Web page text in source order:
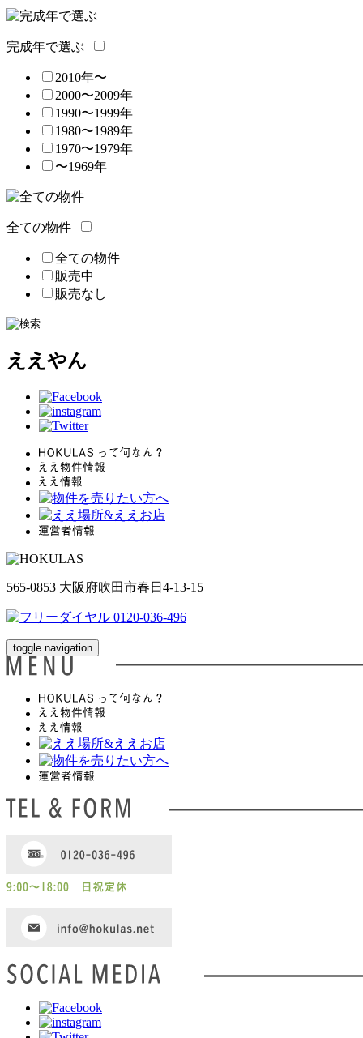
完成年で選ぶ
2010年〜
2000〜2009年
1990〜1999年
1980〜1989年
1970〜1979年
〜1969年
全ての物件
全ての物件
販売中
販売なし
ええやん
565-0853 大阪府吹田市春日4-13-15
toggle navigation